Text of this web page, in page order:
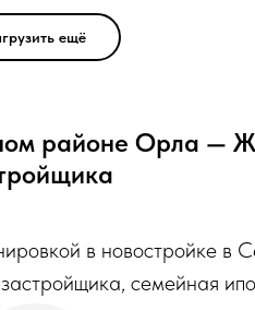
ещё
районе Орла —
в новостройке в
семейная